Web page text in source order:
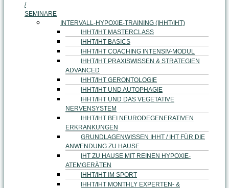
/
SEMINARE
INTERVALL-HYPOXIE-TRAINING (IHHT/IHT)
IHHT/IHT MASTERCLASS
IHHT/IHT BASICS
IHHT/IHT COACHING INTENSIV-MODUL
IHHT/IHT PRAXISWISSEN & STRATEGIEN
ADVANCED
IHHT/IHT GERONTOLOGIE
IHHT/IHT UND AUTOPHAGIE
IHHT/IHT UND DAS VEGETATIVE
NERVENSYSTEM
IHHT/IHT BEI NEURODEGENERATIVEN
ERKRANKUNGEN
GRUNDLAGENWISSEN IHHT / IHT FÜR DIE
ANWENDUNG ZU HAUSE
IHT ZU HAUSE MIT REINEN HYPOXIE-
ATEMGERÄTEN
IHHT/IHT IM SPORT
IHHT/IHT MONTHLY EXPERTEN- &